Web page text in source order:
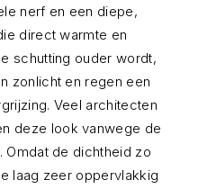
nerf en een diepe,
direct warmte en
schutting ouder wordt,
zonlicht en regen een
Veel architecten
deze look vanwege de
Omdat de dichtheid zo
laag zeer oppervlakkig